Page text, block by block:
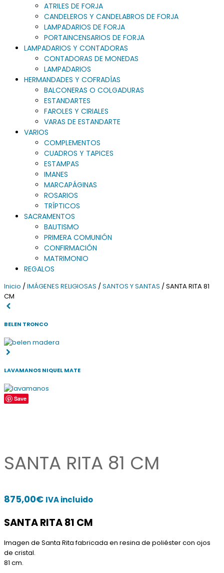
ATRILES DE FORJA
CANDELEROS Y CANDELABROS DE FORJA
LAMPADARIOS DE FORJA
PORTAINCENSARIOS DE FORJA
LAMPADARIOS Y CONTADORAS
CONTADORAS DE MONEDAS
LAMPADARIOS
HERMANDADES Y COFRADÍAS
BALCONERAS O COLGADURAS
ESTANDARTES
FAROLES Y CIRIALES
VARAS DE ESTANDARTE
VARIOS
COMPLEMENTOS
CUADROS Y TAPICES
ESTAMPAS
IMANES
MARCAPÁGINAS
ROSARIOS
TRÍPTICOS
SACRAMENTOS
BAUTISMO
PRIMERA COMUNIÓN
CONFIRMACIÓN
MATRIMONIO
REGALOS
Inicio /IMÁGENES RELIGIOSAS /SANTOS Y SANTAS / SANTA RITA 81
CM
BELEN TRONCO
LAVAMANOS NIQUEL MATE
Save
SANTA RITA 81 CM
875,00€ IVA incluido
SANTA RITA 81 CM
Imagen de Santa Rita fabricada en resina de poliéster con ojos
de cristal.
81 cm.